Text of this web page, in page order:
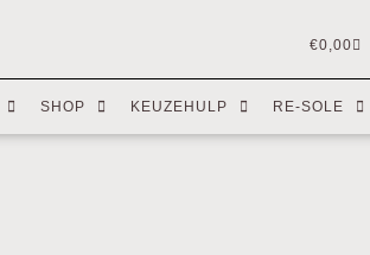
€0,00
SHOP KEUZEHULP RE-SOLE